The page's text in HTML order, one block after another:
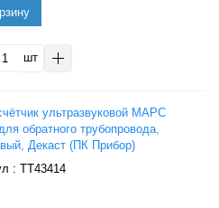
шт
ультразвуковой МАРС
обратного трубопровода,
Декаст (ПК Прибор)
: ТТ43414